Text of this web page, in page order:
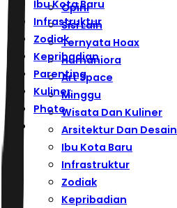
Ibu Kota Baru
Infrastruktur
Zodiak
Kepribadian
Parenting
Kuliner
Photo
Opini
Sisi Lain
Ternyata Hoax
Humaniora
Art Space
Minggu
Wisata Dan Kuliner
Arsitektur Dan Desain
Ibu Kota Baru
Infrastruktur
Zodiak
Kepribadian